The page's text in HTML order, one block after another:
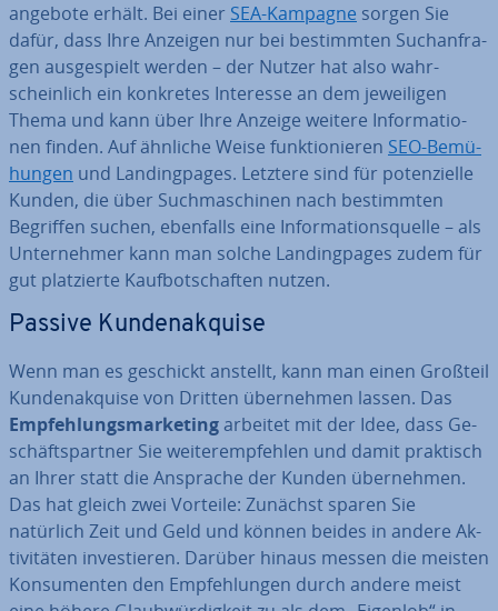
an­ge­bo­te erhält. Bei einer SEA-Kampagne sorgen Sie
dafür, dass Ihre Anzeigen nur bei be­stimm­ten Such­an­fra­
gen aus­ge­spielt werden – der Nutzer hat also wahr­
schein­lich ein konkretes Interesse an dem je­wei­li­gen
Thema und kann über Ihre Anzeige weitere In­for­ma­tio­
nen finden. Auf ähnliche Weise funk­tio­nie­ren SEO-Be­mü­
hun­gen und Landing­pa­ges. Letztere sind für po­ten­zi­el­le
Kunden, die über Such­ma­schi­nen nach be­stimm­ten
Begriffen suchen, ebenfalls eine In­for­ma­ti­ons­quel­le – als
Un­ter­neh­mer kann man solche Landing­pa­ges zudem für
gut plat­zier­te Kauf­bot­schaf­ten nutzen.
Passive Kun­den­ak­qui­se
Wenn man es geschickt anstellt, kann man einen Großteil
Kun­den­ak­qui­se von Dritten über­neh­men lassen. Das
Emp­feh­lungs­mar­ke­tingarbeitet mit der Idee, dass Ge­
schäfts­part­ner Sie wei­ter­emp­feh­len und damit praktisch
an Ihrer statt die Ansprache der Kunden über­neh­men.
Das hat gleich zwei Vorteile: Zunächst sparen Sie
natürlich Zeit und Geld und können beides in andere Ak­
ti­vi­tä­ten in­ves­tie­ren. Darüber hinaus messen die meisten
Kon­su­men­ten den Emp­feh­lun­gen durch andere meist